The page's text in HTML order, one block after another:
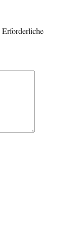
Erforderliche